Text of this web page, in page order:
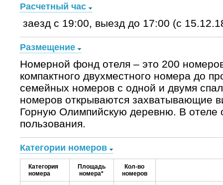
Расчетный час
заезд с 19:00, выезд до 17:00 (с
Размещение
Номерной фонд отеля – это 200
компактного двухместного номера до
семейных номеров с одной и двумя
номеров открываются захватывающие
Горную Олимпийскую деревню. В отеле
пользования.
Категории номеров
Категория
номера
Площадь
номера*
Кол-во
номеров